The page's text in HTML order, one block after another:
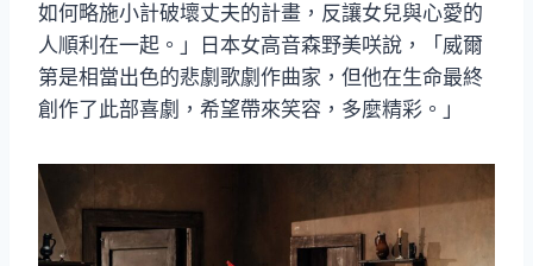
如何略施小計破壞丈夫的計畫，反讓女兒與心愛的
人順利在一起。」日本女高音森野美咲說，「威爾
第是相當出色的悲劇歌劇作曲家，但他在生命最終
創作了此部喜劇，希望帶來笑容，多麼精彩。」